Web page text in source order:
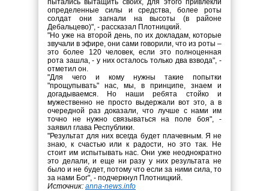
пытались вытащить своих, для этого привлекли
определенные силы и средства, более роты
солдат они загнали на высоты (в районе
Дебальцево)", - рассказал Плотницкий.
"Но уже на второй день, по их докладам, которые
звучали в эфире, они сами говорили, что из роты –
это более 120 человек, если это полноценная
рота зашла, - у них осталось только два взвода", -
отметил он.
"Для чего и кому нужны такие попытки
"прощупывать" нас, мы, в принципе, знаем и
догадываемся. Но наши ребята стойко и
мужественно не просто выдержали вот это, а в
очередной раз доказали, что лучше с нами им
точно не нужно связываться на поле боя", -
заявил глава Республики.
"Результат для них всегда будет плачевным. Я не
знаю, к счастью или к радости, но это так. Не
стоит им испытывать нас. Они уже неоднократно
это делали, и еще ни разу у них результата не
было и не будет, потому что если за ними сила, то
за нами Бог", - подчеркнул Плотницкий.
Источник: anna-news.info